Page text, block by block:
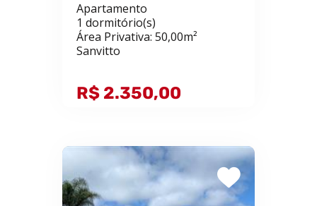
Apartamento
1 dormitório(s)
Área Privativa: 50,00m²
Sanvitto
R$ 2.350,00